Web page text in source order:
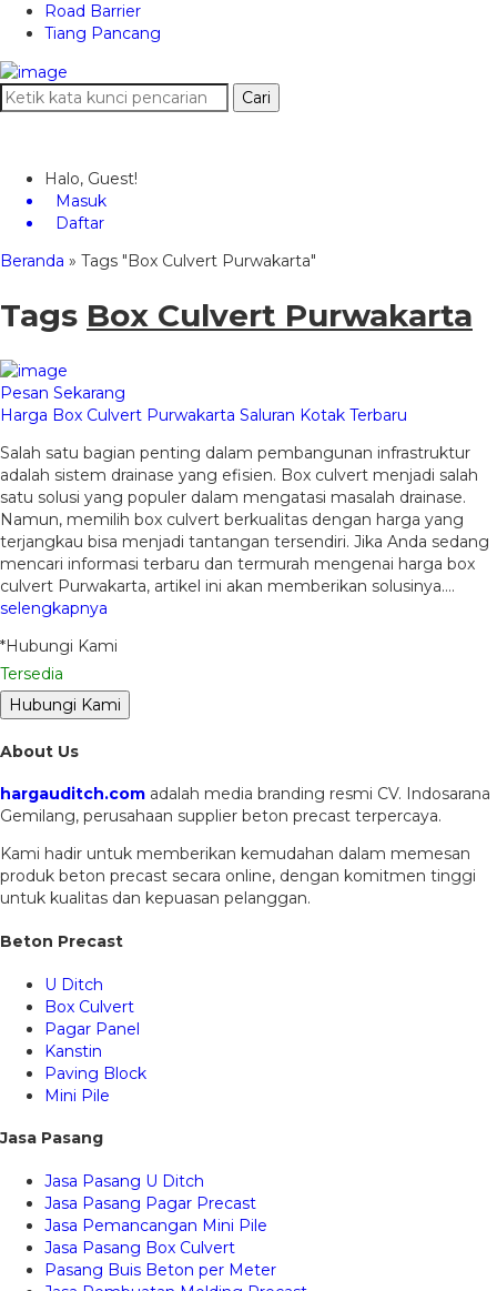
Road Barrier
Tiang Pancang
Cari
Halo, Guest!
Masuk
Daftar
Beranda » Tags "Box Culvert Purwakarta"
Tags Box Culvert Purwakarta
Pesan Sekarang
Harga Box Culvert Purwakarta Saluran Kotak Terbaru
Salah satu bagian penting dalam pembangunan infrastruktur
adalah sistem drainase yang efisien. Box culvert menjadi salah
satu solusi yang populer dalam mengatasi masalah drainase.
Namun, memilih box culvert berkualitas dengan harga yang
terjangkau bisa menjadi tantangan tersendiri. Jika Anda sedang
mencari informasi terbaru dan termurah mengenai harga box
culvert Purwakarta, artikel ini akan memberikan solusinya….
selengkapnya
*Hubungi Kami
Tersedia
Hubungi Kami
About Us
hargauditch.com adalah media branding resmi CV. Indosarana
Gemilang, perusahaan supplier beton precast terpercaya.
Kami hadir untuk memberikan kemudahan dalam memesan
produk beton precast secara online, dengan komitmen tinggi
untuk kualitas dan kepuasan pelanggan.
Beton Precast
U Ditch
Box Culvert
Pagar Panel
Kanstin
Paving Block
Mini Pile
Jasa Pasang
Jasa Pasang U Ditch
Jasa Pasang Pagar Precast
Jasa Pemancangan Mini Pile
Jasa Pasang Box Culvert
Pasang Buis Beton per Meter